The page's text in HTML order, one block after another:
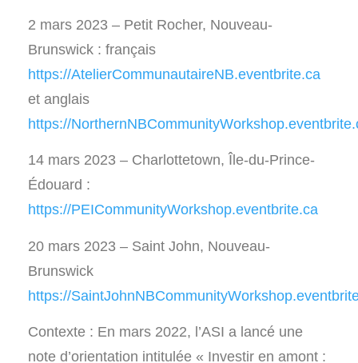
2 mars 2023 – Petit Rocher, Nouveau-
Brunswick : français
https://AtelierCommunautaireNB.eventbrite.ca
et anglais
https://
14 mars 2023 – Charlottetown, Île-du-Prince-
Édouard :
https://PEICommunityWorkshop.eventbrite.ca
20 mars 2023 – Saint John, Nouveau-
Brunswick
https://
Contexte : En mars 2022, l’ASI a lancé une
note d’orientation intitulée « Investir en amont :